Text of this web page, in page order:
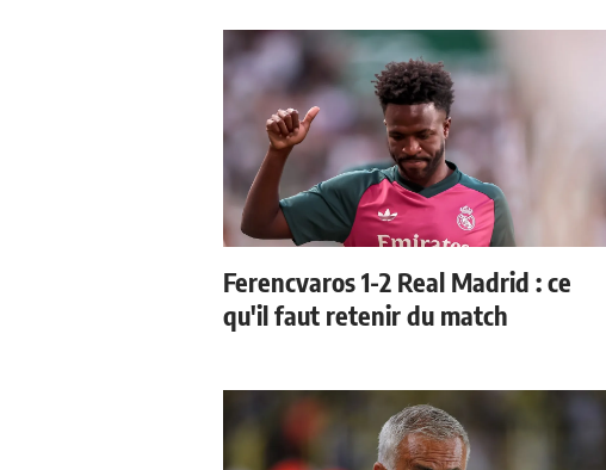
Ferencvaros 1-2 Real Madrid : ce
qu'il faut retenir du match